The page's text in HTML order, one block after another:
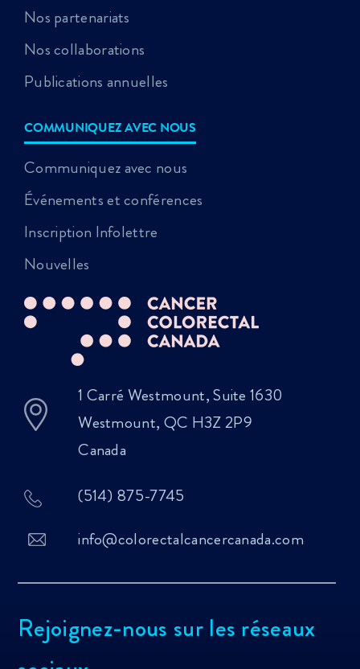
Nos partenariats
Nos collaborations
Publications annuelles
COMMUNIQUEZ AVEC NOUS
Communiquez avec nous
Événements et conférences
Inscription Infolettre
Nouvelles
1 Carré Westmount, Suite 1630
Westmount, QC H3Z 2P9
Canada
(514) 875-7745
info@colorectalcancercanada.com
Rejoignez-nous sur les réseaux